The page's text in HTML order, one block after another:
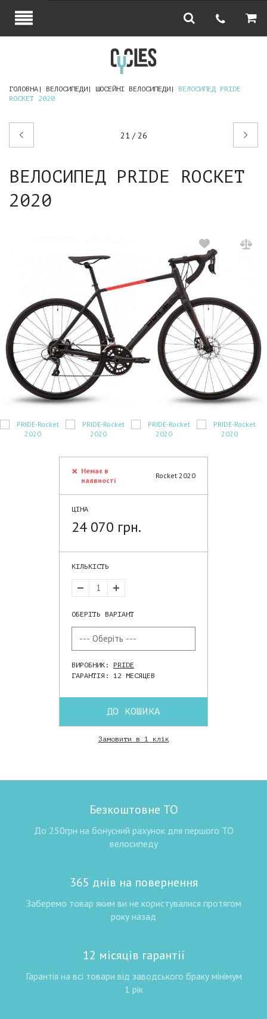
ГОЛОВНА ВЕЛОСИПЕДИ ШОСЕЙНІ ВЕЛОСИПЕДИ
ВЕЛОСИПЕД PRIDE
ROCKET 2020
21 / 26
Наступний
ВЕЛОСИПЕД PRIDE ROCKET
2020
Немає в
наявності
Rocket 2020
ЦІНА
24 070 грн.
КІЛЬКІСТЬ
ОБЕРІТЬ ВАРІАНТ
ВИРОБНИК: PRIDE
ГАРАНТІЯ: 12 МЕСЯЦЕВ
ДО КОШИКА
Замовити в 1 клік
Безкоштовне ТО
До 250грн на бонусний рахунок для першого ТО
велосипеду
365 днів на повернення
Заберемо товар яким ви не користувалися протягом
року назад
12 місяців гарантії
Гарантія на всі товари від заводського браку мінімум
1 рік